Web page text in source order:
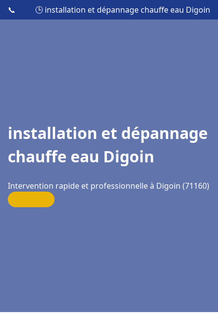
📞 🕒 installation et dépannage chauffe eau Digoin
installation et dépannage
chauffe eau Digoin
Intervention rapide et professionnelle à Digoin (71160)